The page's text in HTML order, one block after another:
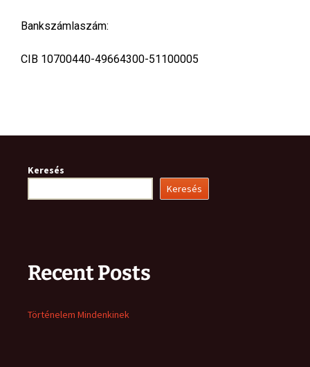
Bankszámlaszám:
CIB 10700440-49664300-51100005
Keresés
Keresés
Recent Posts
Történelem Mindenkinek